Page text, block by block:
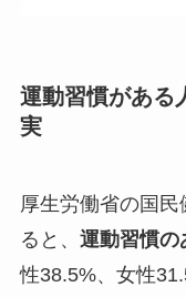
運動習慣がある
実
厚生労働省の国
ると、 運動習慣の
性38.5%、女性